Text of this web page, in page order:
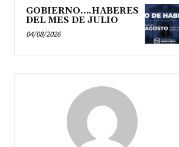
GOBIERNO….HABERES
DEL MES DE JULIO
04/08/2026